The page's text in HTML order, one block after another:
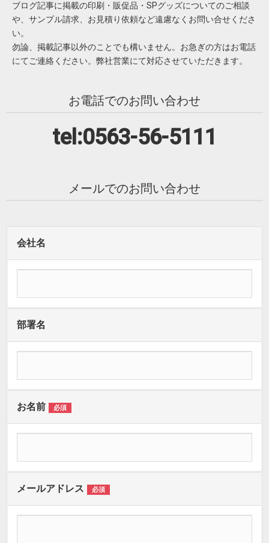
ブログ記事に掲載の印刷・販促品・SPグッズについてのご相談
や、サンプル請求、お見積り依頼など遠慮なくお問い合せくださ
い。
勿論、掲載記事以外のことでも構いません。お急ぎの方はお電話
にてご連絡ください。弊社営業にて対応させていただきます。
お電話でのお問い合わせ
tel:0563-56-5111
メールでのお問い合わせ
会社名
部署名
お名前 必須
メールアドレス 必須